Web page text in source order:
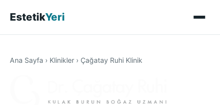
EstetikYeri
Ana Sayfa › Klinikler › Çağatay Ruhi Klinik